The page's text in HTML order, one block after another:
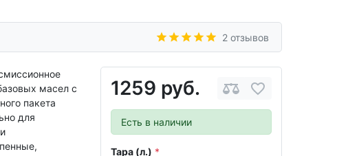
2 отзывов
1259 руб.
Есть в наличии
Тара (л.)
масел с
пакета
для